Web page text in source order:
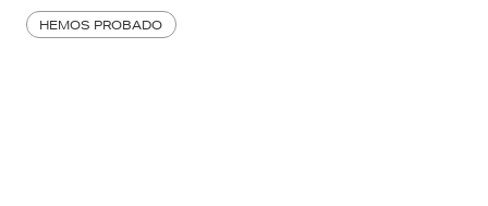
HEMOS PROBADO